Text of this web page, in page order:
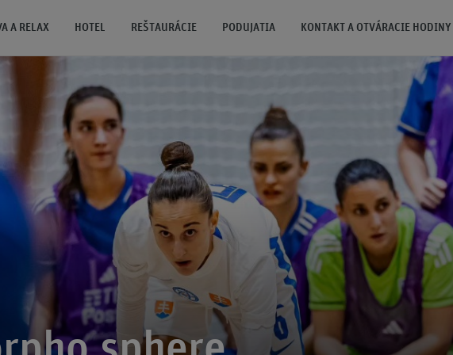
A RELAX HOTEL REŠTAURÁCIE PODUJATIA KONTAKT A OTVÁRACIE HODINY